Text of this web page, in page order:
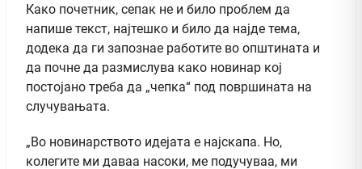
Како почетник, сепак не и било проблем да
напише текст, најтешко и било да најде тема,
додека да ги запознае работите во општината и
да почне да размислува како новинар кој
постојано треба да „чепка“ под површината на
случувањата.
„Во новинарството идејата е најскапа. Но,
колегите ми даваа насоки, ме подучуваа, ми